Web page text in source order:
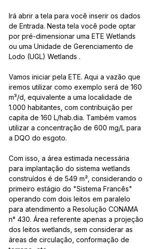
Irá abrir a tela para você inserir os dados
de Entrada. Nesta tela você pode optar
por pré-dimensionar uma ETE Wetlands
ou uma Unidade de Gerenciamento de
Lodo (UGL) Wetlands .
Vamos iniciar pela ETE. Aqui a vazão que
iremos utilizar como exemplo será de 160
m³/d, equivalente a uma localidade de
1.000 habitantes, com contribuição per
capita de 160 L/hab.dia. Também vamos
utilizar a concentração de 600 mg/L para
a DQO do esgoto.
Com isso, a área estimada necessária
para implantação do sistema wetlands
construídos é de 549 m², considerando o
primeiro estágio do "Sistema Francês"
operando com dois leitos em paralelo
para atendimento a Resolução CONAMA
n° 430. Área referente apenas a projeção
dos leitos wetlands, sem considerar as
áreas de circulação, conformação de